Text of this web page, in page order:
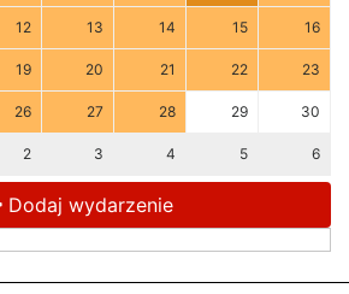
12 13 14 15 16
19 20 21 22 23
26 27 28 29 30
2 3 4 5 6
Dodaj wydarzenie